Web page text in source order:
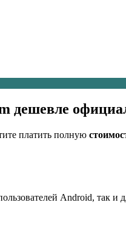
дешевле
платить полную
Android, так и